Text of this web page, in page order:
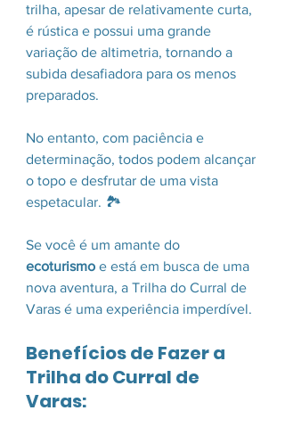
trilha, apesar de relativamente curta,
é rústica e possui uma grande
variação de altimetria, tornando a
subida desafiadora para os menos
preparados.
No entanto, com paciência e
determinação, todos podem alcançar
o topo e desfrutar de uma vista
espetacular. 🏞️
Se você é um amante do
ecoturismo e está em busca de uma
nova aventura, a Trilha do Curral de
Varas é uma experiência imperdível.
Benefícios de Fazer a
Trilha do Curral de
Varas: